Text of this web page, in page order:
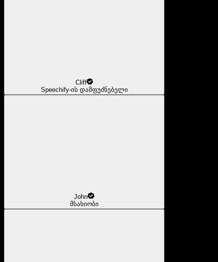
Cliff
Speechify-ის დამფუძნებელი
John
მსახიობი